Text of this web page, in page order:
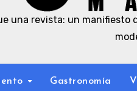
una revista: un manifiesto
Gastronomía